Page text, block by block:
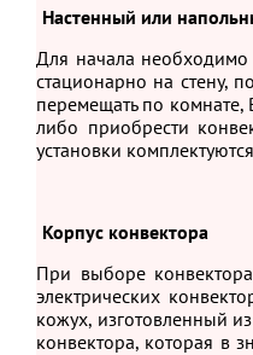
Настенный или
Для начала необходимо
стационарно на стену,
перемещать по
либо приобрести
установки
Корпус конвектора
При выборе
электрических
кожух, изготовленный
конвектора, которая в